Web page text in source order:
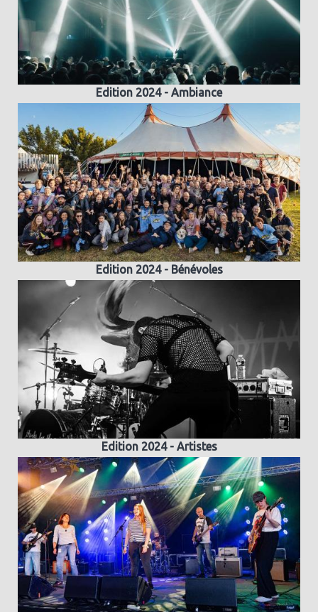
Edition 2024 - Ambiance
Edition 2024 - Bénévoles
Edition 2024 - Artistes